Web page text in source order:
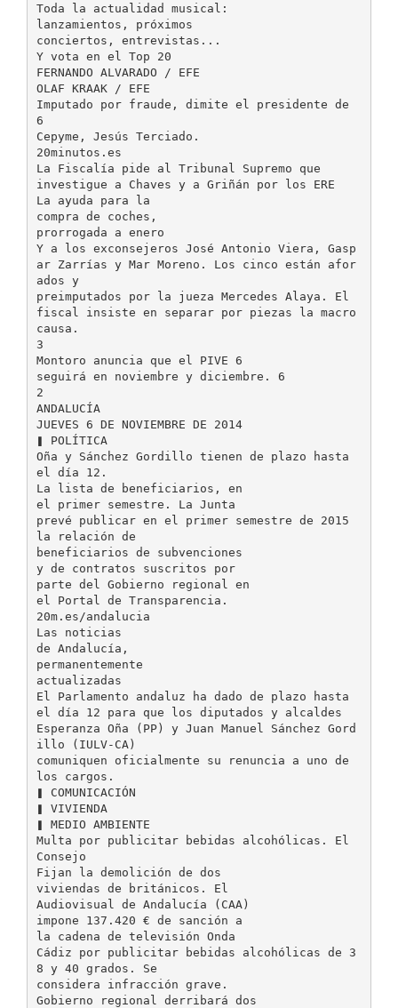
Toda la actualidad musical:
lanzamientos, próximos
conciertos, entrevistas...
Y vota en el Top 20
FERNANDO ALVARADO / EFE
OLAF KRAAK / EFE
Imputado por fraude, dimite el presidente de
6
Cepyme, Jesús Terciado.
20minutos.es
La Fiscalía pide al Tribunal Supremo que
investigue a Chaves y a Griñán por los ERE
La ayuda para la
compra de coches,
prorrogada a enero
Y a los exconsejeros José Antonio Viera, Gasp
ar Zarrías y Mar Moreno. Los cinco están afor
ados y
preimputados por la jueza Mercedes Alaya. El
fiscal insiste en separar por piezas la macro
causa.
3
Montoro anuncia que el PIVE 6
seguirá en noviembre y diciembre. 6
2
ANDALUCÍA
JUEVES 6 DE NOVIEMBRE DE 2014
❚ POLÍTICA
Oña y Sánchez Gordillo tienen de plazo hasta
el día 12.
La lista de beneficiarios, en
el primer semestre. La Junta
prevé publicar en el primer semestre de 2015
la relación de
beneficiarios de subvenciones
y de contratos suscritos por
parte del Gobierno regional en
el Portal de Transparencia.
20m.es/andalucia
Las noticias
de Andalucía,
permanentemente
actualizadas
El Parlamento andaluz ha dado de plazo hasta
el día 12 para que los diputados y alcaldes
Esperanza Oña (PP) y Juan Manuel Sánchez Gord
illo (IULV-CA)
comuniquen oficialmente su renuncia a uno de
los cargos.
❚ COMUNICACIÓN
❚ VIVIENDA
❚ MEDIO AMBIENTE
Multa por publicitar bebidas alcohólicas. El
Consejo
Fijan la demolición de dos
viviendas de británicos. El
Audiovisual de Andalucía (CAA)
impone 137.420 € de sanción a
la cadena de televisión Onda
Cádiz por publicitar bebidas alcohólicas de 3
8 y 40 grados. Se
considera infracción grave.
Gobierno regional derribará dos